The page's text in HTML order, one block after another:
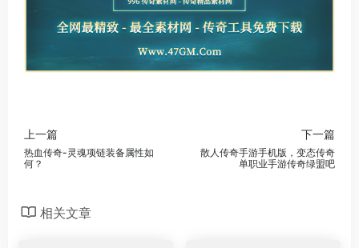
上一篇
热血传奇-灵魂项链装备属性如
何？
下一篇
散人传奇手游手机版，变态传奇
单职业手游传奇绿盟吧
相关文章